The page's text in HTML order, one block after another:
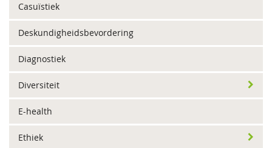
Casuïstiek
Deskundigheidsbevordering
Diagnostiek
Diversiteit
E-health
Ethiek